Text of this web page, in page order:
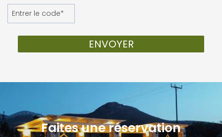
ENVOYER
Faites une réservation